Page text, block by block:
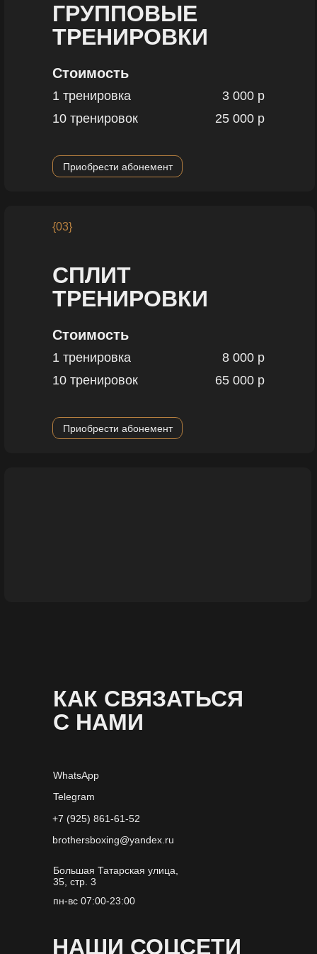
ГРУППОВЫЕ
ТРЕНИРОВКИ
СПЛИТ
ТРЕНИРОВКИ
1 тренировка
1 тренировка
10 тренировок
10 тренировок
Приобрести абонемент
Приобрести абонемент
{03}
Стоимость
Стоимость
3 000 р
8 000 р
25 000 р
65 000 р
КАК СВЯЗАТЬСЯ
С НАМИ
Большая Татарская улица,
35, стр. 3
+7 (925) 861-61-52
WhatsApp
пн-вс 07:00-23:00
brothersboxing@yandex.ru
Telegram
НАШИ СОЦСЕТИ